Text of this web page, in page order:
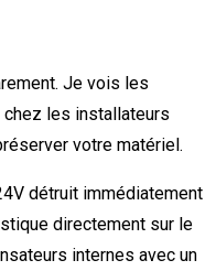
Je vois les
les installateurs
votre matériel.
détruit immédiatement
directement sur le
internes avec un